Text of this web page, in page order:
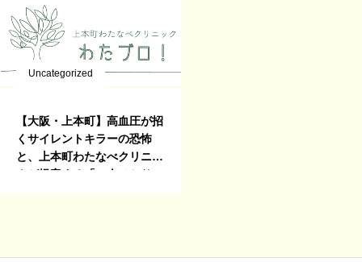
Uncategorized
【大阪・上本町】高血圧が招
くサイレントキラーの恐怖
と、上本町わたなべクリニッ
クが提案する「一人ひとりに